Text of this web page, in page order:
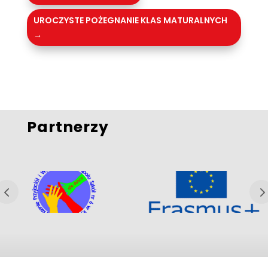
UROCZYSTE POŻEGNANIE KLAS MATURALNYCH
→
Partnerzy